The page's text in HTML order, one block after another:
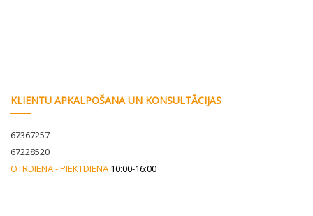
KLIENTU APKALPOŠANA UN KONSULTĀCIJAS
67367257
67228520
OTRDIENA - PIEKTDIENA 10:00-16:00